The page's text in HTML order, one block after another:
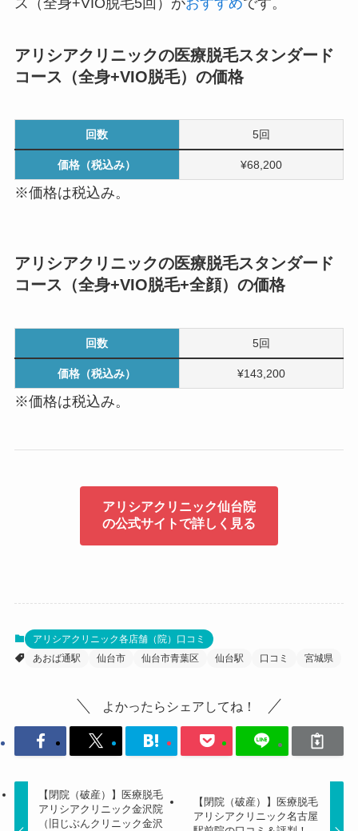
アリシアクリニックの医療脱毛スタンダード
コース（全身+VIO脱毛）の価格
回数 5回
価格（税込み） ¥68,200
※価格は税込み。
アリシアクリニックの医療脱毛スタンダード
コース（全身+VIO脱毛+全顔）の価格
回数 5回
価格（税込み） ¥143,200
※価格は税込み。
アリシアクリニック仙台院
の公式サイトで詳しく見る
アリシアクリニック各店舗（院）口コミ
あおば通駅
仙台市 仙台市青葉区 仙台駅 口コミ 宮城県
よかったらシェアしてね！
【閉院（破産）】医療脱毛
アリシアクリニック金沢院
（旧じぶんクリニック金沢
【閉院（破産）】医療脱毛
アリシアクリニック名古屋